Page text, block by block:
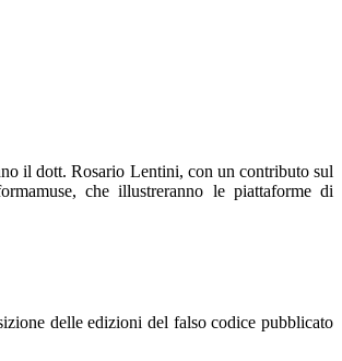
il dott. Rosario Lentini, con un contributo sul
che illustreranno le piattaforme di
delle edizioni del falso codice pubblicato